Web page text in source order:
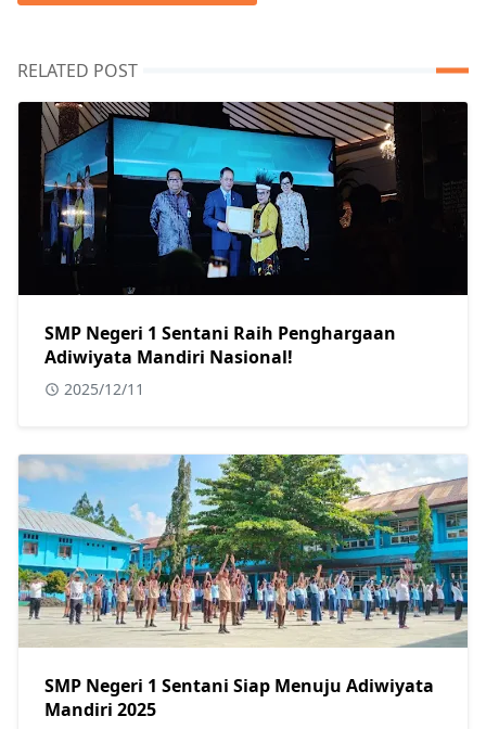
RELATED POST
SMP Negeri 1 Sentani Raih Penghargaan
Adiwiyata Mandiri Nasional!
2025/12/11
SMP Negeri 1 Sentani Siap Menuju Adiwiyata
Mandiri 2025